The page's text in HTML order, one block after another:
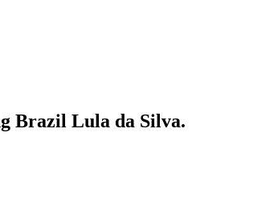
Brazil Lula da Silva.